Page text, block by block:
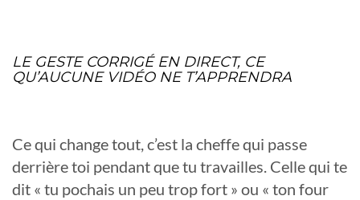
LE GESTE CORRIGÉ EN DIRECT, CE
QU’AUCUNE VIDÉO NE T’APPRENDRA
Ce qui change tout, c’est la cheffe qui passe
derrière toi pendant que tu travailles. Celle qui te
dit « tu pochais un peu trop fort » ou « ton four